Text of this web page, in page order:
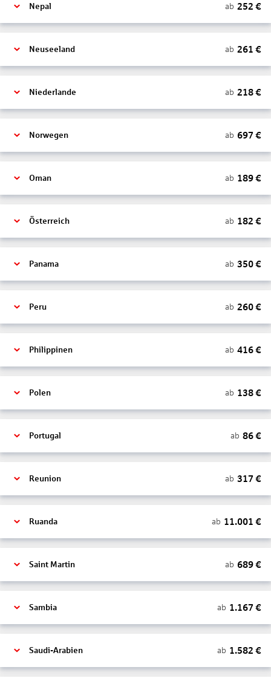
Nepal ab 252 €
Neuseeland ab 261 €
Niederlande ab 218€
Norwegen ab 697 €
Oman ab 189€
Österreich ab 182 €
Panama ab 350€
Peru ab 260€
Philippinen ab 416€
Polen ab 138€
Portugal ab 86€
Reunion ab 317 €
Ruanda ab 11.001 €
Saint Martin ab 689€
Sambia ab 1.167 €
Saudi-Arabien ab 1.582 €